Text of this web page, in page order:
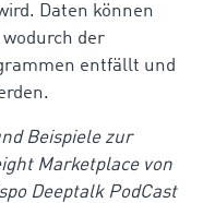
Daten können
der
entfällt und
Beispiele zur
Marketplace von
Deeptalk PodCast